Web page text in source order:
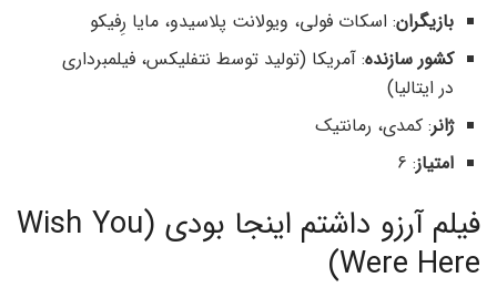
بازیگران: اسکات فولی، ویولانت پلاسیدو، مایا رِفیکو
کشور سازنده: آمریکا (تولید توسط نتفلیکس، فیلمبرداری
در ایتالیا)
ژانر: کمدی، رمانتیک
امتیاز: 6
فیلم آرزو داشتم اینجا بودی (Wish You
Were Here)